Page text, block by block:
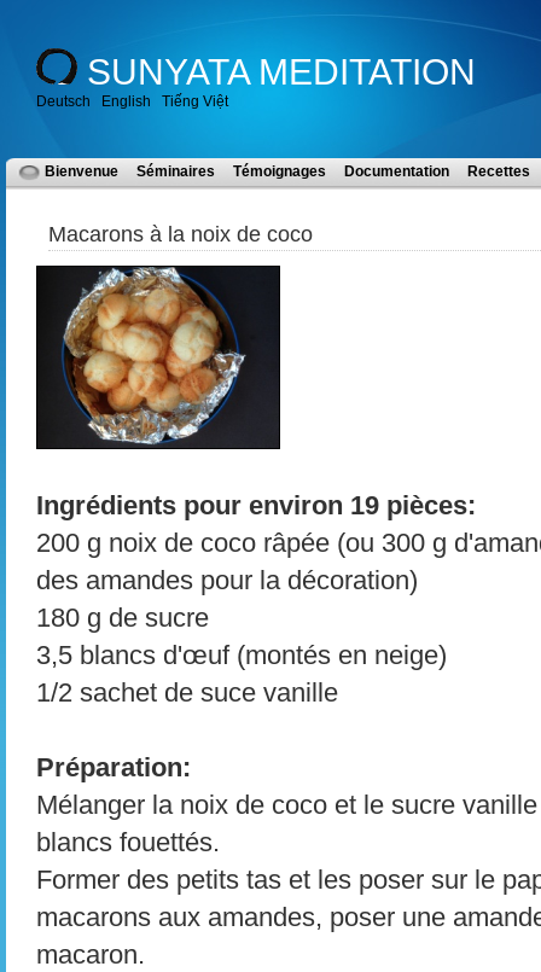
SUNYATA MEDITATION
Deutsch English Tiếng Việt
Bienvenue Séminaires Témoignages Documentation Recettes
Macarons à la noix de coco
Ingrédients pour environ 19 pièces:
200 g noix de coco râpée (ou 300 g
des amandes pour la décoration)
180 g de sucre
3,5 blancs d'œuf (montés en neige)
1/2 sachet de suce vanille
Préparation:
Mélanger la noix de coco et le sucre
blancs fouettés.
Former des petits tas et les poser sur le
macarons aux amandes, poser une
macaron.